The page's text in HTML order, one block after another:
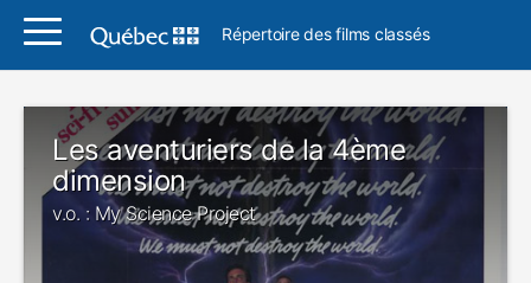
Répertoire des films classés
Les aventuriers de la 4ème
dimension
v.o. : My Science Project